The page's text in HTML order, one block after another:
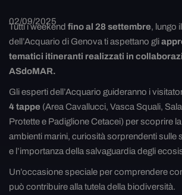
02/09/2025
Tutti i weekend fino al 28 settembre, lungo
dell’Acquario di Genova ti aspettano gli
tematici itineranti realizzati in
ASdoMAR.
Gli esperti dell’Acquario guideranno i
4 tappe (Area Cavallucci, Vasca Squali,
Protette e Padiglione Cetacei) per scoprire
ambienti marini, curiosità sorprendenti sulle
e l’importanza della salvaguardia degli
Un’occasione speciale per comprendere
può contribuire alla tutela della biodiversità.